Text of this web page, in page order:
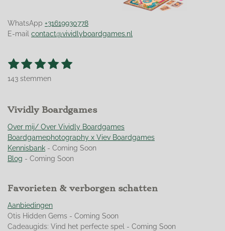
WhatsApp +31619930778
E-mail contact@vividlyboardgames.nl
R
n
:
4
.
9
0
4
8
9
1
s
r
2
s
r
r
e
n
3
s
r
r
e
n
4
s
r
r
e
n
5
r
r
e
n
S
n
143 stemmen
Vividly Boardgames
Over mij/ Over Vividly Boardgames
Boardgamephotography x Viev Boardgames
Kennisbank - Coming Soon
Blog - Coming Soon
Favorieten & verborgen schatten
Aanbiedingen
Otis Hidden Gems - Coming Soon
Cadeaugids: Vind het perfecte spel - Coming Soon